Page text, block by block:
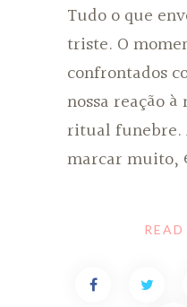
Tudo o que
triste. O
confrontados
nossa reação
ritual funebre.
marcar muito,